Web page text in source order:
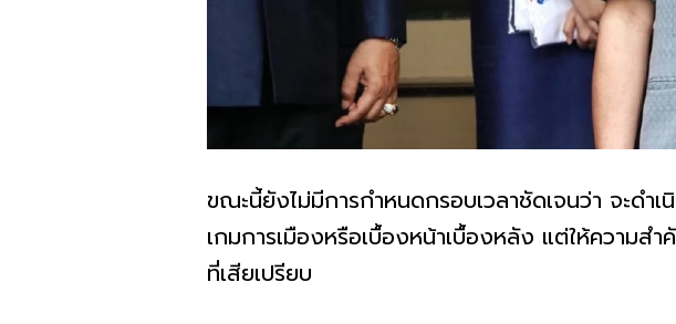
ขณะนี้ยังไม่มีการกำหนดกรอบเวลาชัดเจนว่า จะดำ
เกมการเมืองหรือเบื้องหน้าเบื้องหลัง แต่ให้ความส
ที่เสียเปรียบ